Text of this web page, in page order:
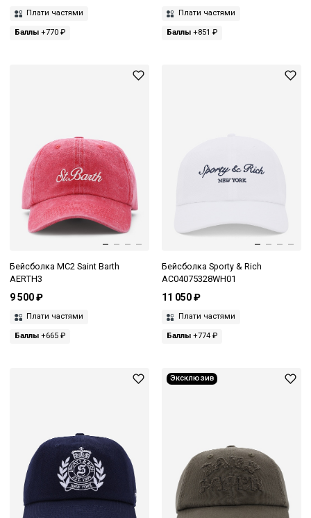
Плати частями
Баллы +770 ₽
Плати частями
Баллы+851 ₽
Бейсболка MC2 Saint Barth
AERTH3
9 500 ₽
Плати частями
Баллы +665 ₽
Бейсболка Sporty & Rich
AC04075328WH01
11 050 ₽
Плати частями
Баллы+774 ₽
Эксклюзив